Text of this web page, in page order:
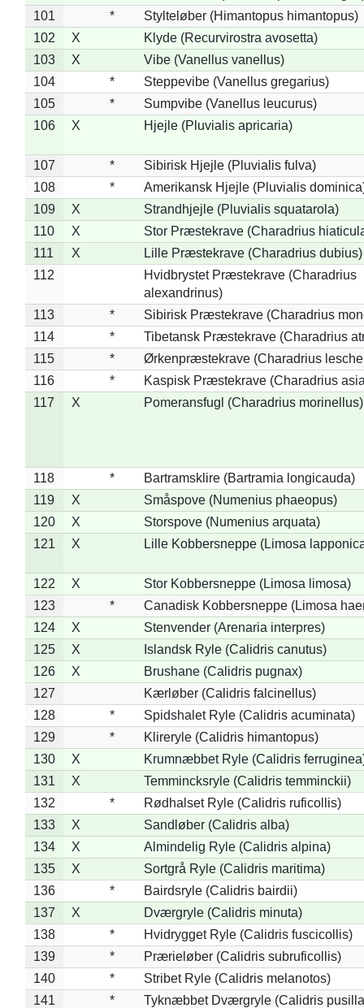
101
*
Stylteløber (Himantopus himantopus)
102
X
Klyde (Recurvirostra avosetta)
103
X
Vibe (Vanellus vanellus)
104
*
Steppevibe (Vanellus gregarius)
105
*
Sumpvibe (Vanellus leucurus)
106
X Hjejle (Pluvialis apricaria)
107 *
Sibirisk Hjejle (Pluvialis fulva)
108
*
Amerikansk Hjejle (Pluvialis
109
X
Strandhjejle (Pluvialis squatarola)
110
X
Stor Præstekrave (Charadrius
111
X
Lille Præstekrave (Charadrius dubius)
112
Hvidbrystet Præstekrave (Charadrius
alexandrinus)
113
*
Sibirisk Præstekrave (Charadrius
114
*
Tibetansk Præstekrave (Charadrius
115
*
Ørkenpræstekrave (Charadrius
116
*
Kaspisk Præstekrave (Charadrius
117
X Pomeransfugl (Charadrius morinellus)
118 *
Bartramsklire (Bartramia longicauda)
119
X
Småspove (Numenius phaeopus)
120
X
Storspove (Numenius arquata)
121
X Lille Kobbersneppe (Limosa
122 X
Stor Kobbersneppe (Limosa limosa)
123
*
Canadisk Kobbersneppe (Limosa
124
X
Stenvender (Arenaria interpres)
125
X
Islandsk Ryle (Calidris canutus)
126
X
Brushane (Calidris pugnax)
127
Kærløber (Calidris falcinellus)
128
*
Spidshalet Ryle (Calidris acuminata)
129
*
Klireryle (Calidris himantopus)
130
X
Krumnæbbet Ryle (Calidris
131
X
Temmincksryle (Calidris temminckii)
132
*
Rødhalset Ryle (Calidris ruficollis)
133
X
Sandløber (Calidris alba)
134
X
Almindelig Ryle (Calidris alpina)
135
X
Sortgrå Ryle (Calidris maritima)
136
*
Bairdsryle (Calidris bairdii)
137
X
Dværgryle (Calidris minuta)
138
*
Hvidrygget Ryle (Calidris fuscicollis)
139
*
Prærieløber (Calidris subruficollis)
140
*
Stribet Ryle (Calidris melanotos)
141
*
Tyknæbbet Dværgryle (Calidris